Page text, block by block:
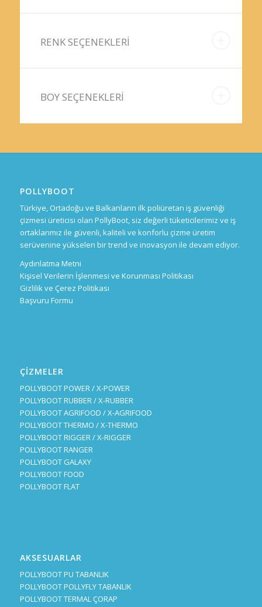
RENK SEÇENEKLERİ
BOY SEÇENEKLERİ
POLLYBOOT
Türkiye, Ortadoğu ve Balkanların ilk poliüretan iş güvenliği
çizmesi üreticisi olan PollyBoot, siz değerli tüketicilerimiz ve iş
ortaklarımız ile güvenli, kaliteli ve konforlu çizme üretim
serüvenine yükselen bir trend ve inovasyon ile devam ediyor.
Aydınlatma Metni
Kişisel Verilerin İşlenmesi ve Korunması Politikası
Gizlilik ve Çerez Politikası
Başvuru Formu
ÇİZMELER
POLLYBOOT POWER / X-POWER
POLLYBOOT RUBBER / X-RUBBER
POLLYBOOT AGRIFOOD / X-AGRIFOOD
POLLYBOOT THERMO / X-THERMO
POLLYBOOT RIGGER / X-RIGGER
POLLYBOOT RANGER
POLLYBOOT GALAXY
POLLYBOOT FOOD
POLLYBOOT FLAT
AKSESUARLAR
POLLYBOOT PU TABANLIK
POLLYBOOT POLLYFLY TABANLIK
POLLYBOOT TERMAL ÇORAP